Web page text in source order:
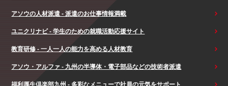
アソウの人材派遣 - 派遣のお仕事情報満載
ユニクリナビ - 学生のための就職活動応援サイト
教育研修 - 一人一人の能力を高める人材教育
アソウ・アルファ - 九州の半導体・電子部品などの技術者派遣
福利厚生倶楽部九州 - 多彩なメニューで社員の元気をサポート